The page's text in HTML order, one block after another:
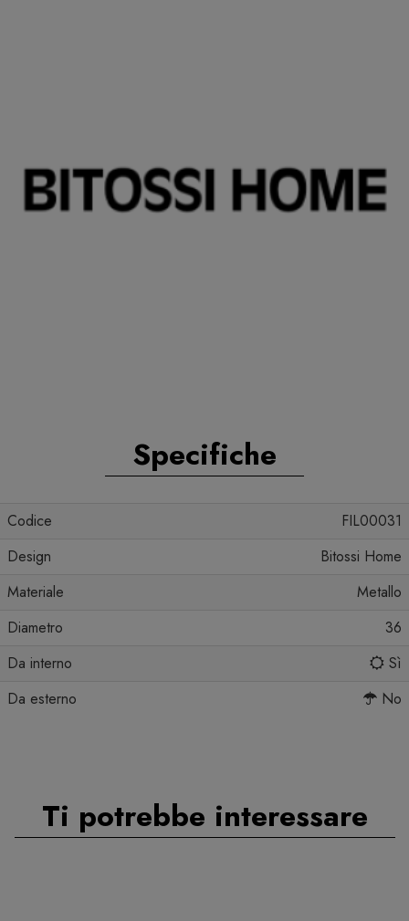
Specifiche
Codice
FIL00031
Design
Bitossi Home
Materiale
Metallo
Diametro
36
Da interno
Sì
Da esterno
No
Ti potrebbe interessare